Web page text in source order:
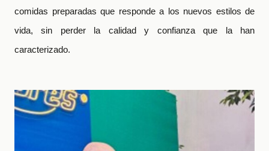
comidas preparadas que responde a los nuevos estilos de
vida, sin perder la calidad y confianza que la han
caracterizado.